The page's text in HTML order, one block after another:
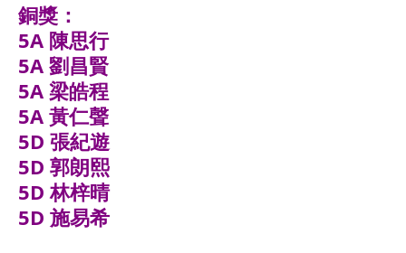
銅獎：
5A 陳思行
5A 劉昌賢
5A 梁皓程
5A 黃仁聲
5D 張紀遊
5D 郭朗熙
5D 林梓晴
5D 施易希